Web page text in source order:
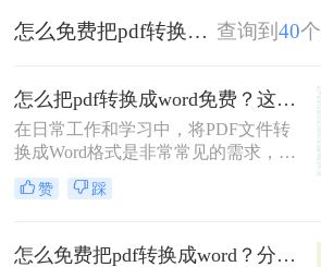
怎么免费把pdf转换成word 查询到 40
怎么把pdf转换成word免费？这3个方法可以一试！
在日常工作和学习中，将PDF文件转
换成Word格式是非常常见的需求，尤
其是在需要编辑和修改文档内容时。
那么怎么把pdf转换成word免费呢？本
助您轻松完成PDF到Word的转换。
赞 踩
怎么免费把pdf转换成word？分享3种转换方法!